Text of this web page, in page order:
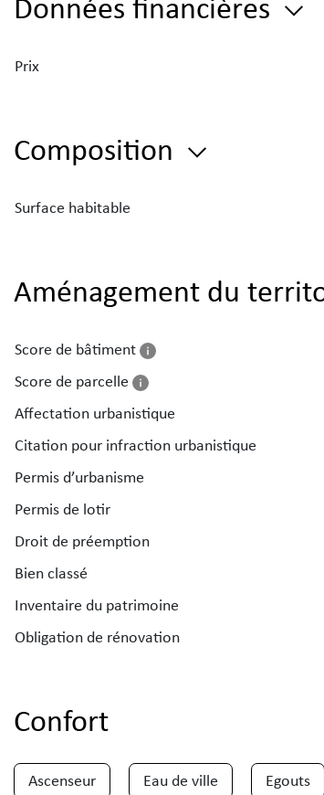
Prix
Composition
Surface habitable
Aménagement du
Score de bâtiment
Score de parcelle
Affectation urbanistique
Citation pour infraction urbanistique
Permis d’urbanisme
Permis de lotir
Droit de préemption
Bien classé
Inventaire du patrimoine
Obligation de rénovation
Confort
Ascenseur Eau de ville Egouts